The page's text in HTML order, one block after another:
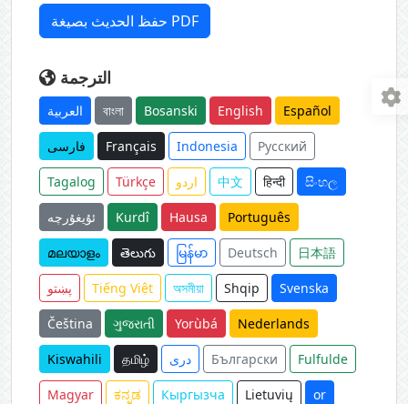
حفظ الحديث بصيغة PDF
الترجمة
العربية বাংলা Bosanski English Español
فارسی Français Indonesia Русский
Tagalog Türkçe اردو 中文 हिन्दी සිංහල
ئۇيغۇرچە Kurdî Hausa Português
മലയാളം తెలుగు မြန်မာ Deutsch 日本語
پښتو Tiếng Việt অসমীয়া Shqip Svenska
Čeština ગુજરાતી Yorùbá Nederlands
Kiswahili தமிழ் دری Български Fulfulde
Magyar ಕನ್ನಡ Кыргызча Lietuvių or